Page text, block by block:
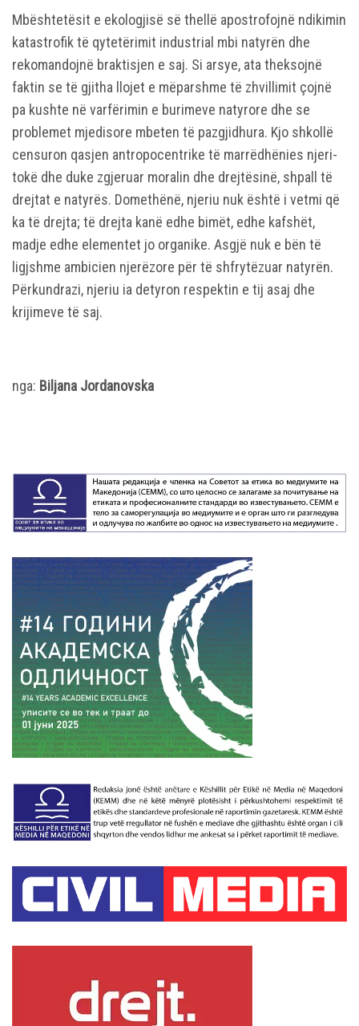
Mbështetësit e ekologjisë së thellë apostrofojnë ndikimin
katastrofik të qytetërimit industrial mbi natyrën dhe
rekomandojnë braktisjen e saj. Si arsye, ata theksojnë
faktin se të gjitha llojet e mëparshme të zhvillimit çojnë
pa kushte në varfërimin e burimeve natyrore dhe se
problemet mjedisore mbeten të pazgjidhura. Kjo shkollë
censuron qasjen antropocentrike të marrëdhënies njeri-
tokë dhe duke zgjeruar moralin dhe drejtësinë, shpall të
drejtat e natyrës. Domethënë, njeriu nuk është i vetmi që
ka të drejta; të drejta kanë edhe bimët, edhe kafshët,
madje edhe elementet jo organike. Asgjë nuk e bën të
ligjshme ambicien njerëzore për të shfrytëzuar natyrën.
Përkundrazi, njeriu ia detyron respektin e tij asaj dhe
krijimeve të saj.
nga: Biljana Jordanovska